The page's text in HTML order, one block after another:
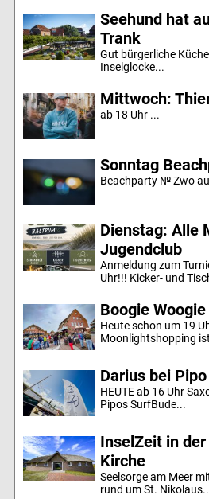
Seehund hat
Trank
Gut bürgerliche
Inselglocke...
Mittwoch:
ab 18 Uhr ...
Sonntag
Beachparty № Zwo
Dienstag: Alle
Jugendclub
Anmeldung zum
Uhr!!! Kicker- und
Boogie
Heute schon um 19
Moonlightshopping
Darius bei Pipo
HEUTE ab 16 Uhr
Pipos SurfBude...
InselZeit in
Kirche
Seelsorge am Meer
rund um St.